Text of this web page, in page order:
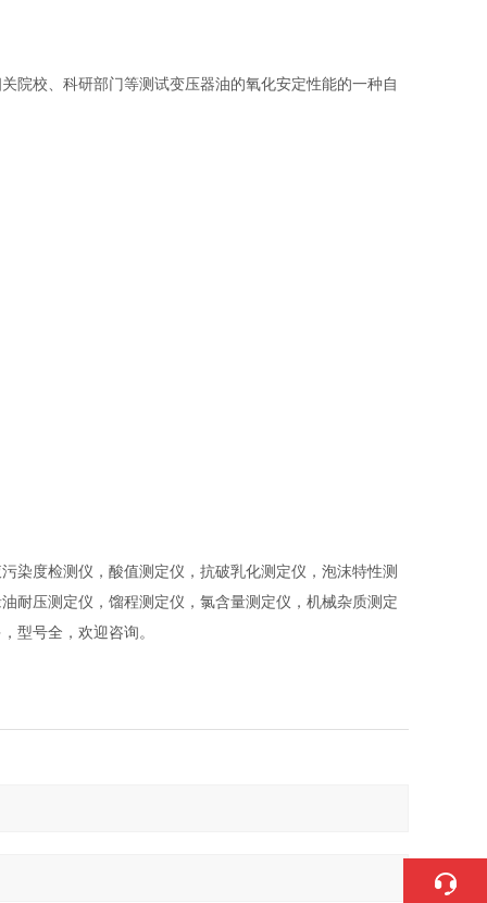
院校、科研部门等测试变压器油的氧化安定性能的一种自
染度检测仪，酸值测定仪，抗破乳化测定仪，泡沫特性测
耐压测定仪，馏程测定仪，氯含量测定仪，机械杂质测定
型号全，欢迎咨询。